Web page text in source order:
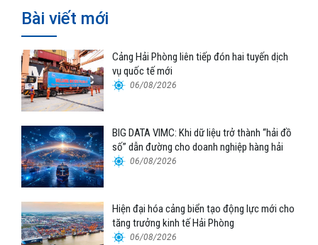
Bài viết mới
Cảng Hải Phòng liên tiếp đón hai tuyến dịch
vụ quốc tế mới
06/08/2026
BIG DATA VIMC: Khi dữ liệu trở thành “hải đồ
số” dẫn đường cho doanh nghiệp hàng hải
06/08/2026
Hiện đại hóa cảng biển tạo động lực mới cho
tăng trưởng kinh tế Hải Phòng
06/08/2026